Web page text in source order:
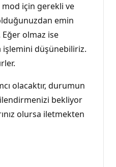
için gerekli ve
emin
Eğer olmaz ise
işlemini düşünebiliriz.
olacaktır, durumun
bekliyor
olursa iletmekten